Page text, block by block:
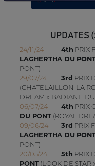
UPDATES
24/11/24 4th PRIX
LAGHERTHA DU
PONT)
29/07/24
3rd PRIX
(CHATELAILLON-LA
DREAM x BADIANE
06/07/24
4th PRIX
DU PONT(ROYAL
09/06/24
3rd PRIX
LAGHERTHA DU
PONT)
20/05/24
5th PRIX
PONT(LOOK DE STAR